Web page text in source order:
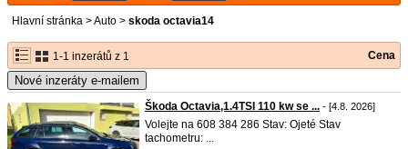
Hlavní stránka >Auto > skoda octavia14
1-1 inzerátů z 1 Cena
Nové inzeráty e-mailem
Škoda Octavia,1.4TSI 110 kw se ... - [4.8. 2026]
Volejte na 608 384 286 Stav: Ojeté Stav
tachometru: ...